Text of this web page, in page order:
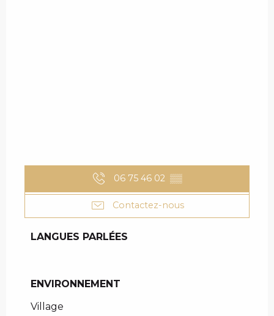
06 75 46 02 ▒▒
Contactez-nous
LANGUES PARLÉES
LANGUES PARLÉES
ENVIRONNEMENT
ENVIRONNEMENT
Village